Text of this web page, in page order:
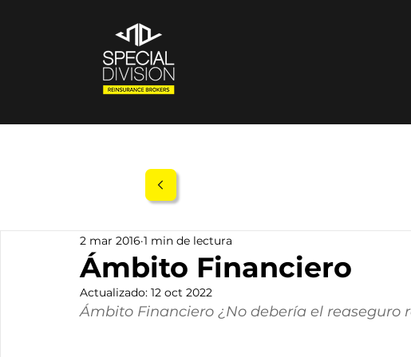
Ámbito Financiero
2 mar 2016 1 min de lectura
Actualizado: 12 oct 2022
Ámbito Financiero ¿No debería el reaseguro